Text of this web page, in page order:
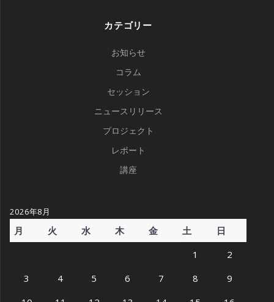
カテゴリー
お知らせ
コラム
セッション
ニュースリリース
プロジェクト
レポート
講座
2026年8月
月 火 水 木 金 土
日
1
2
3
4 5 6 7 8
9